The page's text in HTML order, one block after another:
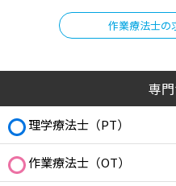
作業療法士の
専
理学療法士（PT）
作業療法士（OT）